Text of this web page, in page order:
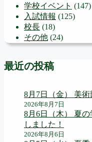
学校イベント (147)
入試情報 (125)
校長 (18)
その他 (24)
最近の投稿
8月7日（金） 美
2026年8月7日
8月6日（木） 夏
しました！
2026年8月6日